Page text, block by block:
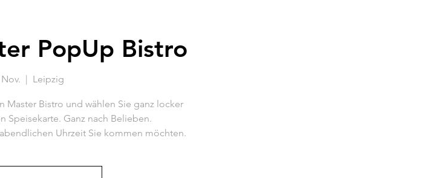
PopUp Bistro
  |
Leipzig
Master Bistro und wählen Sie ganz locker
Speisekarte. Ganz nach Belieben.